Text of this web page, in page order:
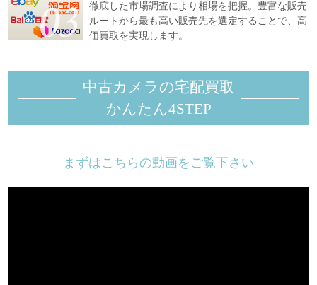
徹底した市場調査により相場を把握。豊富な販売
ルートから最も高い販売先を選定することで、高
価買取を実現します。
中古カメラの宅配買取
かんたん4STEP
まずはこちらの動画をご覧下さい